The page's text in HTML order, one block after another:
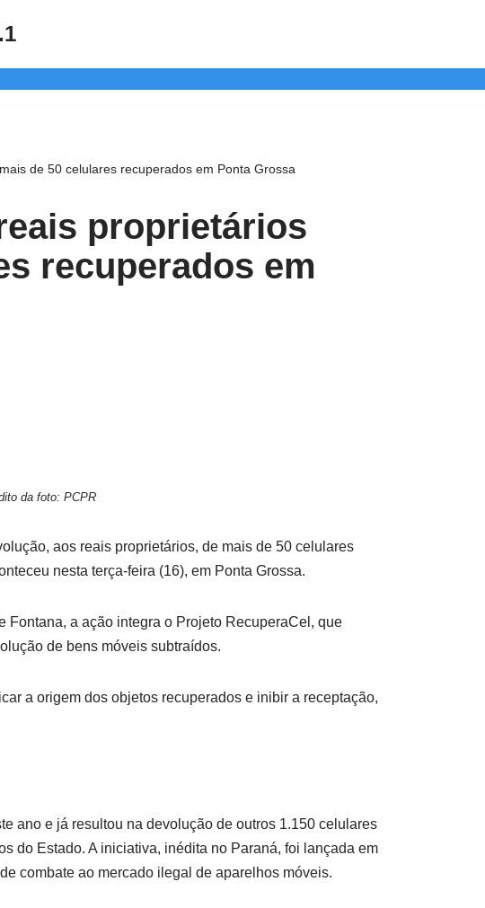
de 50 celulares recuperados em Ponta Grossa
proprietários
recuperados em
da foto: PCPR
aos reais proprietários, de mais de 50 celulares
nesta terça-feira (16), em Ponta Grossa.
a ação integra o Projeto RecuperaCel, que
de bens móveis subtraídos.
a origem dos objetos recuperados e inibir a receptação,
ano e já resultou na devolução de outros 1.150 celulares
do Estado. A iniciativa, inédita no Paraná, foi lançada em
combate ao mercado ilegal de aparelhos móveis.